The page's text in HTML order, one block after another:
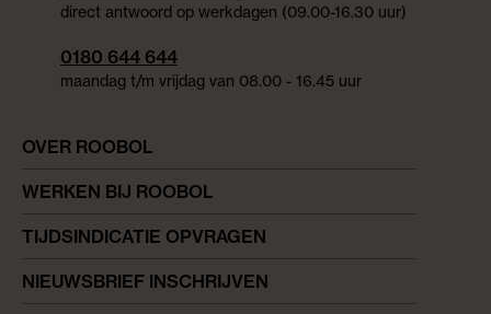
OVER ROOBOL
WERKEN BIJ ROOBOL
TIJDSINDICATIE OPVRAGEN
NIEUWSBRIEF INSCHRIJVEN
direct antwoord op werkdagen (09.00-16.30 uur)
0180 644 644
maandag t/m vrijdag van 08.00 - 16.45 uur